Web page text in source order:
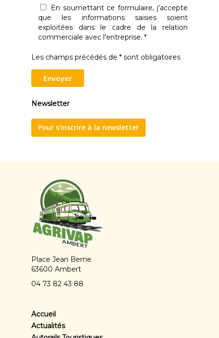
En soumettant ce formulaire, j'accepte
que les informations saisies soient
exploitées dans le cadre de la relation
commerciale avec l'entreprise. *
Les champs précédés de * sont obligatoires
Newsletter
Pour s'inscrire à la newsletter
Place Jean Berne
63600 Ambert
04 73 82 43 88
Accueil
Actualités